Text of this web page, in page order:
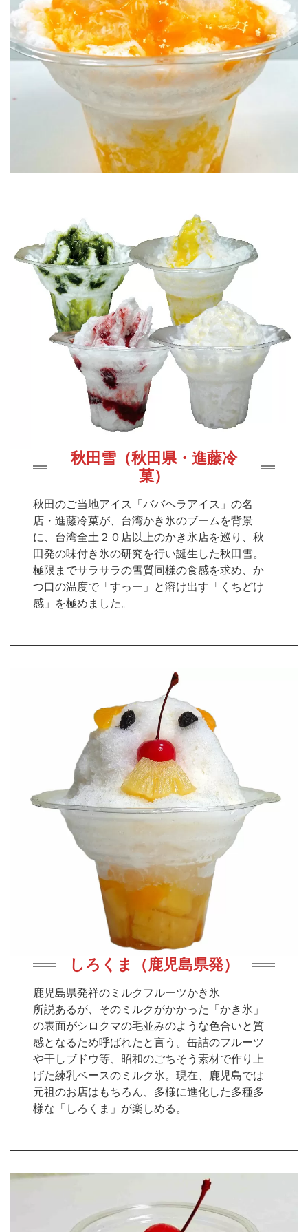
秋田雪（秋田県・進藤冷
菓）
秋田のご当地アイス「ババヘラアイス」の名
店・進藤冷菓が、台湾かき氷のブームを背景
に、台湾全土２０店以上のかき氷店を巡り、秋
田発の味付き氷の研究を行い誕生した秋田雪。
極限までサラサラの雪質同様の食感を求め、か
つ口の温度で「すっー」と溶け出す「くちどけ
感」を極めました。
しろくま（鹿児島県発）
鹿児島県発祥のミルクフルーツかき氷
所説あるが、そのミルクがかかった「かき氷」
の表面がシロクマの毛並みのような色合いと質
感となるため呼ばれたと言う。缶詰のフルーツ
や干しブドウ等、昭和のごちそう素材で作り上
げた練乳ベースのミルク氷。現在、鹿児島では
元祖のお店はもちろん、多様に進化した多種多
様な「しろくま」が楽しめる。